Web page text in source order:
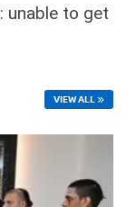
unable to get
VIEW ALL